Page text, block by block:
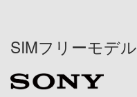
SIMフリーモデル